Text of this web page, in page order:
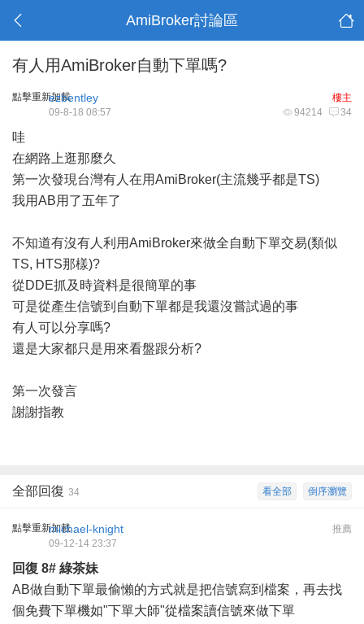
AmiBroker討論區
有人用AmiBroker自動下單嗎?
點擊重新加載 樓主
ezbentley
94214 34
09-8-18 08:57
哇
在網路上逛那麼久
第一次發現台灣有人在用AmiBroker(主流幾乎都是TS)
我用AB用了五年了
不知道有沒有人利用AmiBroker來做全自動下單交易(類似
TS, HTS那樣)?
從DDE抓及時資料是很簡單的事
可是從產生信號到自動下單都是我還沒嘗試過的事
有人可以分享嗎?
還是大家都只是用來看盤跟分析?
第一次發言
謝謝指教
倒序瀏覽
看全部
全部回復 34
點擊重新加載 推薦
michael-knight
09-12-14 23:37
回復 8# 綠茶妹
AB做自動下單最偷懶的方式就是把信號寫到檔案，再去找
個免費下單機如"下單大師"從檔案讀信號來做下單